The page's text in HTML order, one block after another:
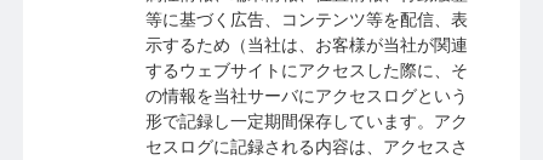
等に基づく広告、コンテンツ等を配信、表
示するため（当社は、お客様が当社が関連
するウェブサイトにアクセスした際に、そ
の情報を当社サーバにアクセスログという
形で記録し一定期間保存しています。アク
セスログに記録される内容は、アクセスさ